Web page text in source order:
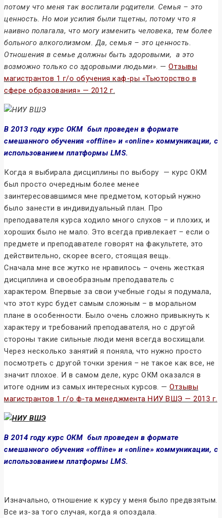
потому что меня так воспитали родители. Семья – это
ценность. Но мои усилия были тщетны, потому что я
наивно полагала, что могу изменить человека, тем более
больного алкоголизмом. Да, семья – это ценность.
Отношения в семье должны быть здоровыми, а это
возможно только со здоровыми людьми». — Отзывы
магистрантов 1 г/о обучения каф-ры «Тьюторство в
сфере образования» — 2012 г.
В 2013 году курс ОКМ был проведен в формате
смешанного обучения «offline» и «online» коммуникации, с
использованием платформы LMS.
Когда я выбирала дисциплины по выбору — курс ОКМ
был просто очередным более менее
заинтересовавшимся мне предметом, который нужно
было занести в индивидуальный план. Про
преподавателя курса ходило много слухов – и плохих, и
хороших было не мало. Это всегда привлекает – если о
предмете и преподавателе говорят на факультете, это
действительно, скорее всего, стоящая вещь.
Сначала мне все жутко не нравилось – очень жесткая
дисциплина и своеобразным преподаватель с
характером. Впервые за свои учебные годы я подумала,
что этот курс будет самым сложным – в моральном
плане в особенности. Было очень сложно привыкнуть к
характеру и требований преподавателя, но с другой
стороны такие сильные люди меня всегда восхищали.
Через несколько занятий я поняла, что нужно просто
посмотреть с другой точки зрения – не такое как все, не
значит плохое. И в самом деле, курс ОКМ оказался в
итоге одним из самых интересных курсов. — Отзывы
магистрантов 1 г/о ф-та менеджмента НИУ ВШЭ — 2013 г.
В 2014 году курс ОКМ был проведен в формате
смешанного обучения «offline» и «online» коммуникации, с
использованием платформы LMS.
Изначально, отношение к курсу у меня было предвзятым.
Все из-за того случая, когда я опоздала.